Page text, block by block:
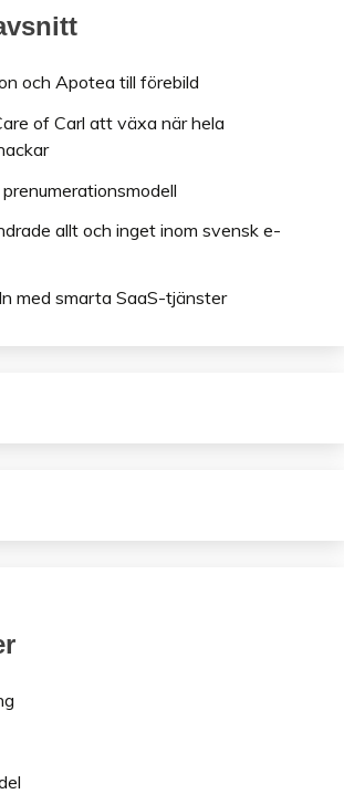
och Apotea till förebild
of Carl att växa när hela
allt och inget inom svensk e-
med smarta SaaS-tjänster